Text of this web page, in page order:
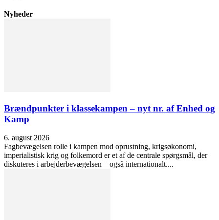
Nyheder
Brændpunkter i klassekampen – nyt nr. af Enhed og
Kamp
6. august 2026
Fagbevægelsen rolle i kampen mod oprustning, krigsøkonomi,
imperialistisk krig og folkemord er et af de centrale spørgsmål, der
diskuteres i arbejderbevægelsen – også internationalt....